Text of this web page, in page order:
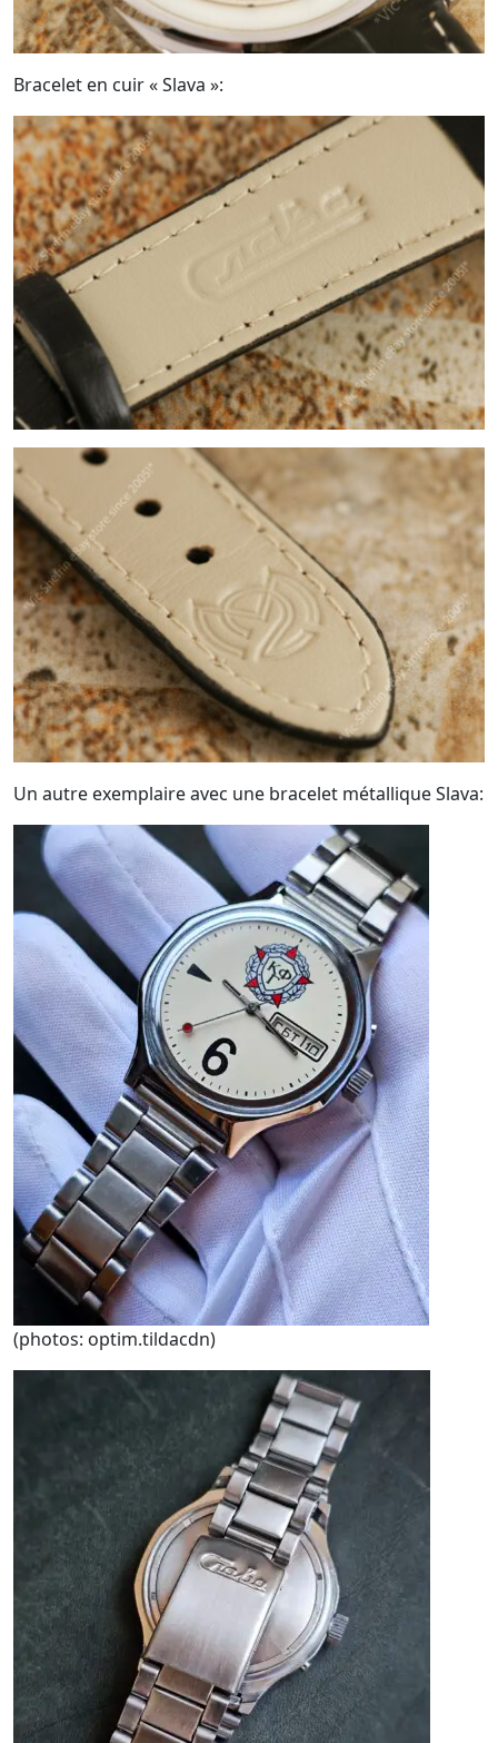
Bracelet en cuir « Slava »:
Un autre exemplaire avec une bracelet métallique Slava:
(photos: optim.tildacdn)